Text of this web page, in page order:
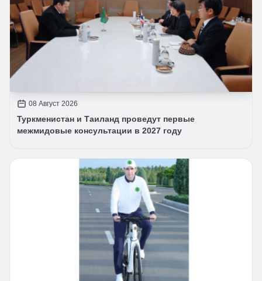
08 Август 2026
Туркменистан и Таиланд проведут первые
межмидовые консультации в 2027 году